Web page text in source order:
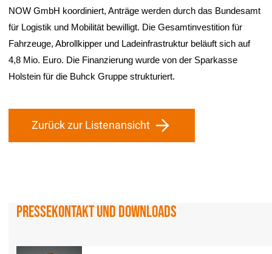
NOW GmbH koordiniert, Anträge werden durch das Bundesamt
für Logistik und Mobilität bewilligt. Die Gesamtinvestition für
Fahrzeuge, Abrollkipper und Ladeinfrastruktur beläuft sich auf
4,8 Mio. Euro. Die Finanzierung wurde von der Sparkasse
Holstein für die Buhck Gruppe strukturiert.
Zurück zur Listenansicht
Pressekontakt und Downloads